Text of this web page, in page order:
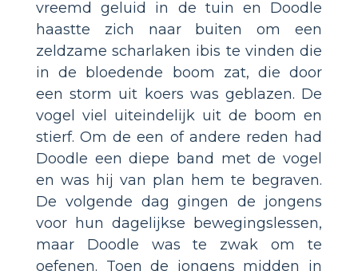
vreemd geluid in de tuin en Doodle
haastte zich naar buiten om een
zeldzame scharlaken ibis te vinden die
in de bloedende boom zat, die door
een storm uit koers was geblazen. De
vogel viel uiteindelijk uit de boom en
stierf. Om de een of andere reden had
Doodle een diepe band met de vogel
en was hij van plan hem te begraven.
De volgende dag gingen de jongens
voor hun dagelijkse bewegingslessen,
maar Doodle was te zwak om te
oefenen. Toen de jongens midden in